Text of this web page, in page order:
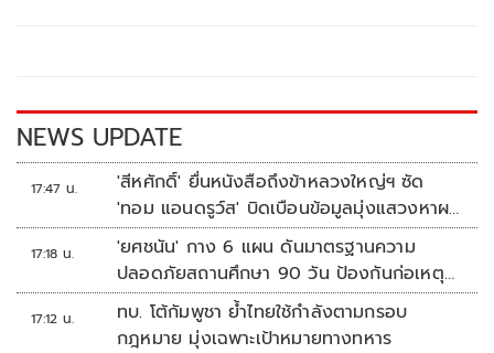
k k
NEWS UPDATE
17:47 น.
'สีหศักดิ์' ยื่นหนังสือถึงข้าหลวงใหญ่ฯ ซัด
'ทอม แอนดรูว์ส' บิดเบือนข้อมูลมุ่งแสวงหาผล
ประโยชน์ทางการเมือง
17:18 น.
'ยศชนัน' กาง 6 แผน ดันมาตรฐานความ
ปลอดภัยสถานศึกษา 90 วัน ป้องกันก่อเหตุ
รุนแรง
17:12 น.
ทบ. โต้กัมพูชา ย้ำไทยใช้กำลังตามกรอบ
กฎหมาย มุ่งเฉพาะเป้าหมายทางทหาร